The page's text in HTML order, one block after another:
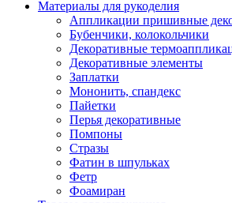
Материалы для рукоделия
Аппликации пришивные
Бубенчики, колокольчики
Декоративные
Декоративные элементы
Заплатки
Мононить, спандекс
Пайетки
Перья декоративные
Помпоны
Стразы
Фатин в шпульках
Фетр
Фоамиран